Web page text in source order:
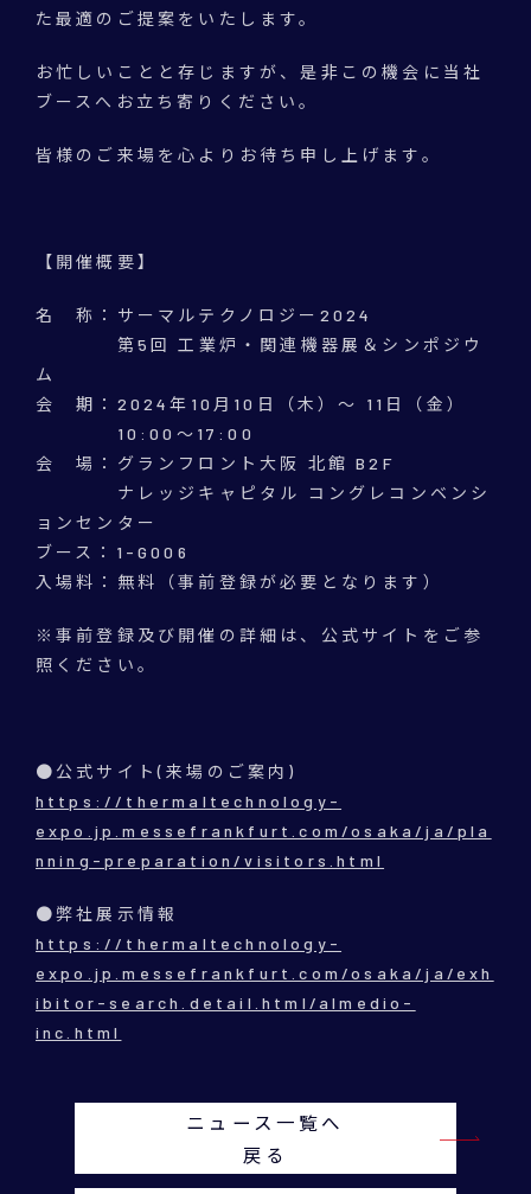
た最適のご提案をいたします。
お忙しいことと存じますが、是非この機会に当社
ブースへ お立ち寄りください。
皆様のご来場を心よりお待ち申し上げます。
【開催概要】
名 称：サーマルテクノロジー2024
第5回 工業炉・関連機器展＆シンポジウ
ム
会 期：2024年10月10日（木）～ 11日（金）
10:00～17:00
会 場：グランフロント大阪 北館 B2F
ナレッジキャピタル コングレコンベンシ
ョンセンター
ブース：1-G006
入場料：無料（事前登録が必要となります）
※事前登録及び開催の詳細は、公式サイトをご参
照ください。
●公式サイト(来場のご案内)
https://thermaltechnology-
expo.jp.messefrankfurt.com/osaka/ja/pla
nning-preparation/visitors.html
●弊社展示情報
https://thermaltechnology-
expo.jp.messefrankfurt.com/osaka/ja/exh
ibitor-search.detail.html/almedio-
inc.html
ニュース一覧へ
戻る